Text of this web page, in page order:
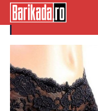
dantela